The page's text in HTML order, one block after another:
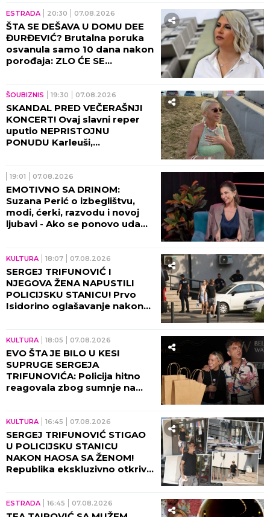
ESTRADA 20:30 07.08.2026
ŠTA SE DEŠAVA U DOMU DEE
ĐURĐEVIĆ? Brutalna poruka
osvanula samo 10 dana nakon
porođaja: ZLO ĆE SE
ŠOUBIZNIS 19:30 07.08.2026
SKANDAL PRED VEČERAŠNJI
KONCERT! Ovaj slavni reper
uputio NEPRISTOJNU
PONUDU Karleuši,
19:01 07.08.2026
EMOTIVNO SA DRINOM:
Suzana Perić o izbeglištvu,
modi, ćerki, razvodu i novoj
ljubavi - Ako se ponovo udam,
KULTURA 18:07 07.08.2026
SERGEJ TRIFUNOVIĆ I
NJEGOVA ŽENA NAPUSTILI
POLICIJSKU STANICU! Prvo
Isidorino oglašavanje nakon
KULTURA 18:05 07.08.2026
EVO ŠTA JE BILO U KESI
SUPRUGE SERGEJA
TRIFUNOVIĆA: Policija hitno
reagovala zbog sumnje na
KULTURA 16:45 07.08.2026
SERGEJ TRIFUNOVIĆ STIGAO
U POLICIJSKU STANICU
NAKON HAOSA SA ŽENOM!
Republika ekskluzivno otkriva
ESTRADA 16:45 07.08.2026